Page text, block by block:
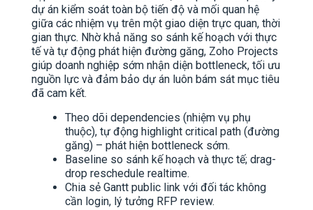
dự án kiểm soát toàn bộ tiến độ và mối quan hệ
giữa các nhiệm vụ trên một giao diện trực quan, thời
gian thực. Nhờ khả năng so sánh kế hoạch với thực
tế và tự động phát hiện đường găng, Zoho Projects
giúp doanh nghiệp sớm nhận diện bottleneck, tối ưu
nguồn lực và đảm bảo dự án luôn bám sát mục tiêu
đã cam kết.
Theo dõi dependencies (nhiệm vụ phụ
thuộc), tự động highlight critical path (đường
găng) – phát hiện bottleneck sớm.​
Baseline so sánh kế hoạch và thực tế; drag-
drop reschedule realtime.
Chia sẻ Gantt public link với đối tác không
cần login, lý tưởng RFP review.